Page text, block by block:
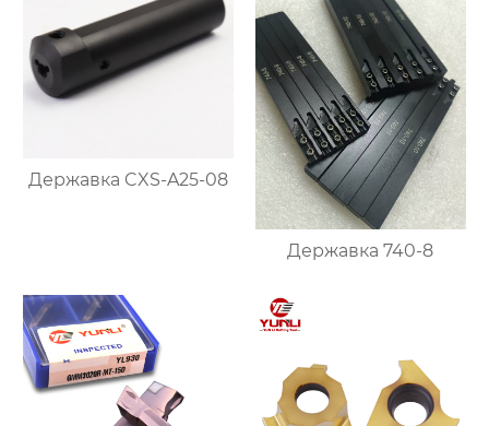
Державка CXS-A25-08
Державка 740-8